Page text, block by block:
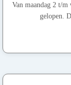
Van maandag 2 t/
gelopen.